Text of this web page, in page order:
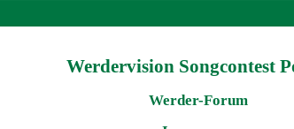
Werdervision Songcontest
Werder-Forum